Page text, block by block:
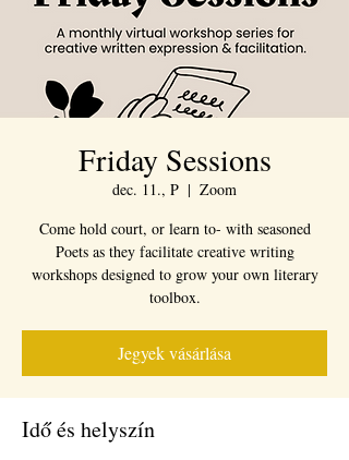
Friday Sessions
dec. 11., P
  |
Zoom
Come hold court, or learn to- with seasoned
Poets as they facilitate creative writing
workshops designed to grow your own literary
toolbox.
Jegyek vásárlása
Idő és helyszín